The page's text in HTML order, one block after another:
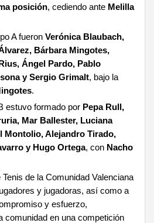
posición, cediendo ante Melilla
A fueron Verónica Blaubach,
Bárbara Mingotes,
Ángel Pardo, Pablo
y Sergio Grimalt, bajo la
.
estuvo formado por Pepa Rull,
Mar Ballester, Luciana
Montolio, Alejandro Tirado,
y Hugo Ortega, con Nacho
de la Comunidad Valenciana
y jugadoras, así como a
y esfuerzo,
comunidad en una competición